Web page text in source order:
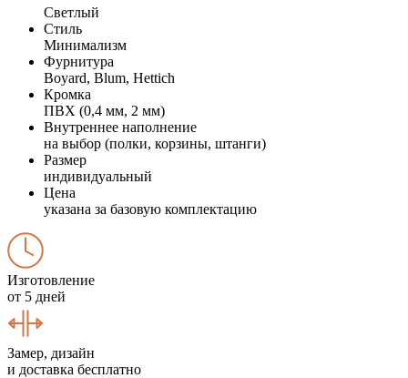
Светлый
Стиль
Минимализм
Фурнитура
Boyard, Blum, Hettich
Кромка
ПВХ (0,4 мм, 2 мм)
Внутреннее наполнение
на выбор (полки, корзины, штанги)
Размер
индивидуальный
Цена
указана за базовую комплектацию
Изготовление
от 5 дней
Замер, дизайн
и доставка бесплатно